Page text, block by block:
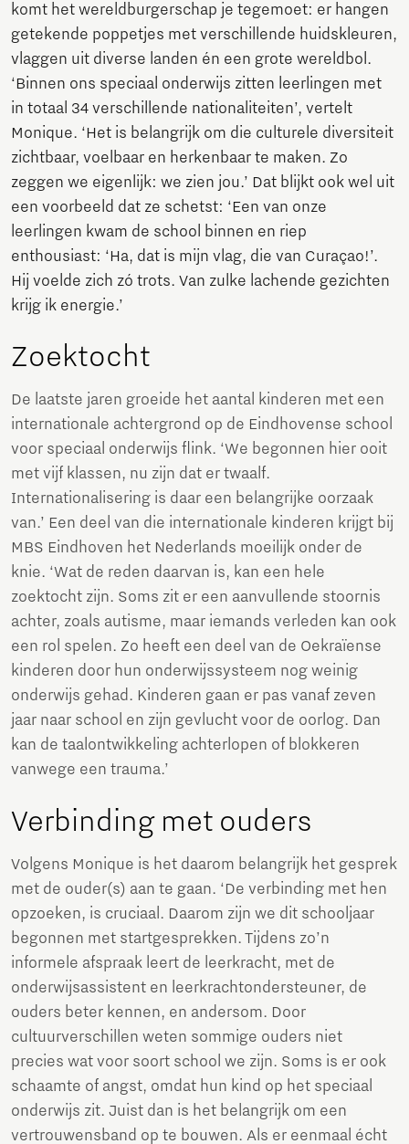
komt het wereldburgerschap je tegemoet: er hangen
getekende poppetjes met verschillende huidskleuren,
vlaggen uit diverse landen én een grote wereldbol.
‘Binnen ons speciaal onderwijs zitten leerlingen met
in totaal 34 verschillende nationaliteiten’, vertelt
Monique. ‘Het is belangrijk om die culturele diversiteit
zichtbaar, voelbaar en herkenbaar te maken. Zo
zeggen we eigenlijk: we zien jou.’ Dat blijkt ook wel uit
een voorbeeld dat ze schetst: ‘Een van onze
leerlingen kwam de school binnen en riep
enthousiast: ‘Ha, dat is mijn vlag, die van Curaçao!’.
Hij voelde zich zó trots. Van zulke lachende gezichten
krijg ik energie.’
Zoektocht
De laatste jaren groeide het aantal kinderen met een
internationale achtergrond op de Eindhovense school
voor speciaal onderwijs flink. ‘We begonnen hier ooit
met vijf klassen, nu zijn dat er twaalf.
Internationalisering is daar een belangrijke oorzaak
van.’ Een deel van die internationale kinderen krijgt bij
MBS Eindhoven het Nederlands moeilijk onder de
knie. ‘Wat de reden daarvan is, kan een hele
zoektocht zijn. Soms zit er een aanvullende stoornis
achter, zoals autisme, maar iemands verleden kan ook
een rol spelen. Zo heeft een deel van de Oekraïense
kinderen door hun onderwijssysteem nog weinig
onderwijs gehad. Kinderen gaan er pas vanaf zeven
jaar naar school en zijn gevlucht voor de oorlog. Dan
kan de taalontwikkeling achterlopen of blokkeren
vanwege een trauma.’
Verbinding met ouders
Volgens Monique is het daarom belangrijk het gesprek
met de ouder(s) aan te gaan. ‘De verbinding met hen
opzoeken, is cruciaal. Daarom zijn we dit schooljaar
begonnen met startgesprekken. Tijdens zo’n
informele afspraak leert de leerkracht, met de
onderwijsassistent en leerkrachtondersteuner, de
ouders beter kennen, en andersom. Door
cultuurverschillen weten sommige ouders niet
precies wat voor soort school we zijn. Soms is er ook
schaamte of angst, omdat hun kind op het speciaal
onderwijs zit. Juist dan is het belangrijk om een
vertrouwensband op te bouwen. Als er eenmaal écht